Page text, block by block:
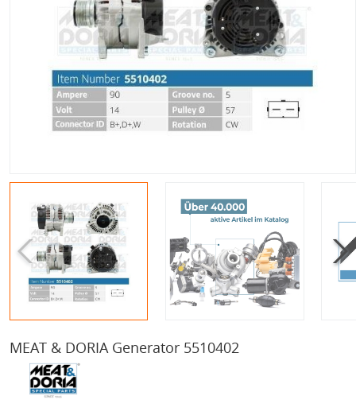
MEAT & DORIA Generator 5510402